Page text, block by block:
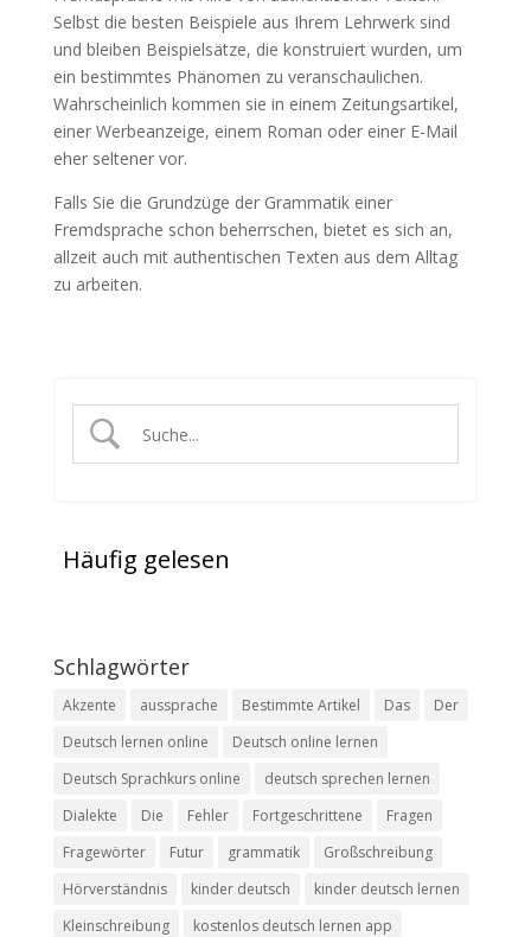
Selbst die besten Beispiele aus Ihrem Lehrwerk sind
und bleiben Beispielsätze, die konstruiert wurden, um
ein bestimmtes Phänomen zu veranschaulichen.
Wahrscheinlich kommen sie in einem Zeitungsartikel,
einer Werbeanzeige, einem Roman oder einer E-Mail
eher seltener vor.
Falls Sie die Grundzüge der Grammatik einer
Fremdsprache schon beherrschen, bietet es sich an,
allzeit auch mit authentischen Texten aus dem Alltag
zu arbeiten.
Häufig gelesen
Schlagwörter
Akzente aussprache Bestimmte Artikel Das
Der
Deutsch lernen online
Deutsch online lernen
Deutsch Sprachkurs online
deutsch sprechen lernen
Dialekte
Die Fehler Fortgeschrittene
Fragen
Fragewörter
Futur grammatik
Großschreibung
Hörverständnis
kinder deutsch
kinder deutsch lernen
Kleinschreibung
kostenlos deutsch lernen app